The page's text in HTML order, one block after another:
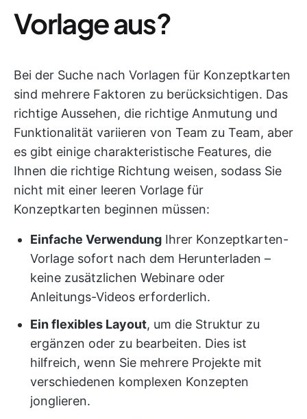
Vorlage aus?
Bei der Suche nach Vorlagen für Konzeptkarten
sind mehrere Faktoren zu berücksichtigen. Das
richtige Aussehen, die richtige Anmutung und
Funktionalität variieren von Team zu Team, aber
es gibt einige charakteristische Features, die
Ihnen die richtige Richtung weisen, sodass Sie
nicht mit einer leeren Vorlage für
Konzeptkarten beginnen müssen:
Einfache Verwendung Ihrer Konzeptkarten-
Vorlage sofort nach dem Herunterladen –
keine zusätzlichen Webinare oder
Anleitungs-Videos erforderlich.
Ein flexibles Layout, um die Struktur zu
ergänzen oder zu bearbeiten. Dies ist
hilfreich, wenn Sie mehrere Projekte mit
verschiedenen komplexen Konzepten
jonglieren.